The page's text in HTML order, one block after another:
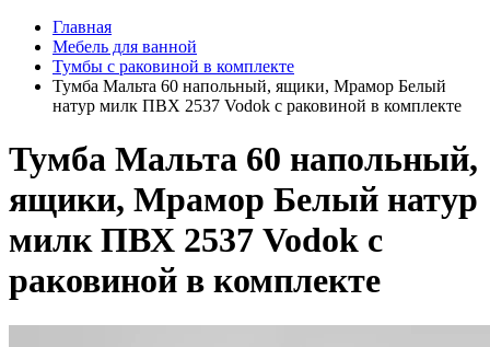
Главная
Мебель для ванной
Тумбы c раковиной в комплекте
Тумба Мальта 60 напольный, ящики, Мрамор Белый
натур милк ПВХ 2537 Vodok с раковиной в комплекте
Тумба Мальта 60 напольный,
ящики, Мрамор Белый натур
милк ПВХ 2537 Vodok с
раковиной в комплекте